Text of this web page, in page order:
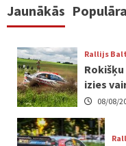
Jaunākās
Rallijs
izies
08/08/